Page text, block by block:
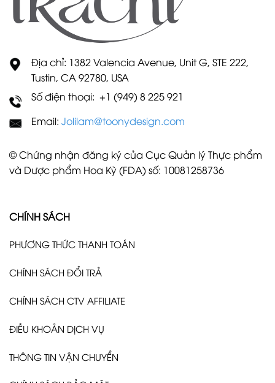
Địa chỉ: 1382 Valencia Avenue, Unit G, STE 222,
Tustin, CA 92780, USA
Số điện thoại: +1 (949) 8 225 921
Email: Jolilam@toonydesign.com
© Chứng nhận đăng ký của Cục Quản lý Thực phẩm
và Dược phẩm Hoa Kỳ (FDA) số: 10081258736
CHÍNH SÁCH
PHƯƠNG THỨC THANH TOÁN
CHÍNH SÁCH ĐỔI TRẢ
CHÍNH SÁCH CTV AFFILIATE
ĐIỀU KHOẢN DỊCH VỤ
THÔNG TIN VẬN CHUYỂN